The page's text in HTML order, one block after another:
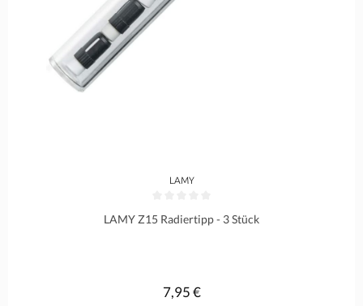
LAMY
LAMY Z15 Radiertipp - 3 Stück
Regulärer Preis:
7,95 €